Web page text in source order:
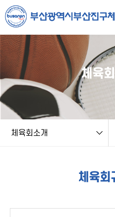
본문 바로가기
string(9) "board.php" string(9)
체육
체육회소개
체육회